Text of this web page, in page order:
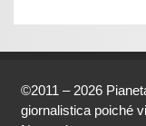
©2011 – 2026
giornalistica poiché